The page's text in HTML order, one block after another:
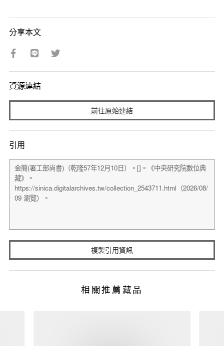
分享本文
資源連結
前往原始連結
引用
複製引用資訊
相關推薦藏品